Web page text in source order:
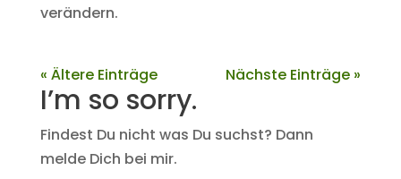
verändern.
« Ältere Einträge Nächste Einträge »
I’m so sorry.
Findest Du nicht was Du suchst? Dann
melde Dich bei mir.